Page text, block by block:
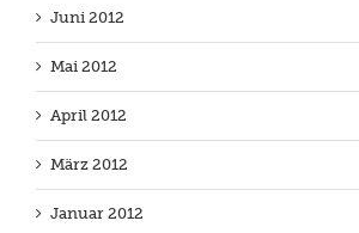
Juni 2012
Mai 2012
April 2012
März 2012
Januar 2012